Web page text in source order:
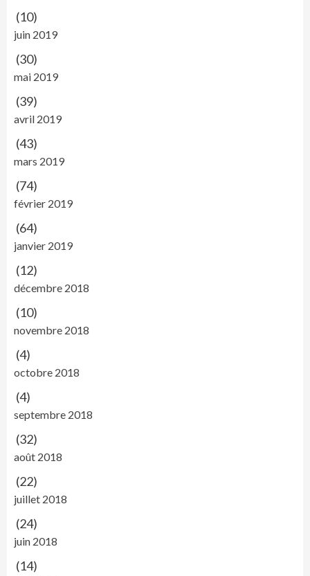
(10)
juin 2019
(30)
mai 2019
(39)
avril 2019
(43)
mars 2019
(74)
février 2019
(64)
janvier 2019
(12)
décembre 2018
(10)
novembre 2018
(4)
octobre 2018
(4)
septembre 2018
(32)
août 2018
(22)
juillet 2018
(24)
juin 2018
(14)